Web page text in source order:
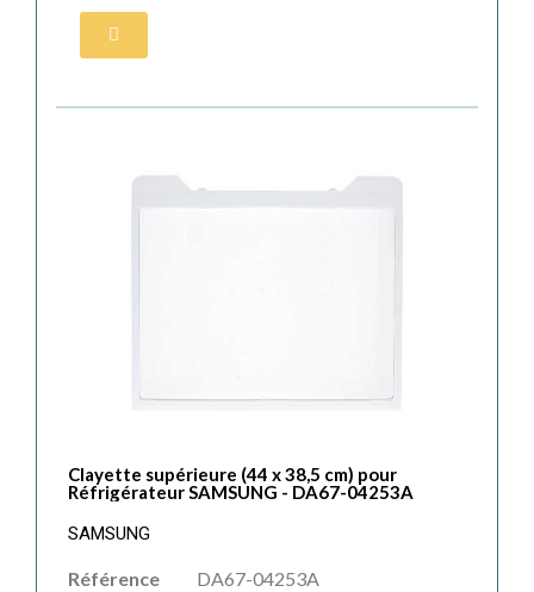
Clayette supérieure (44 x 38,5 cm) pour
Réfrigérateur SAMSUNG - DA67-04253A
SAMSUNG
Référence DA67-04253A